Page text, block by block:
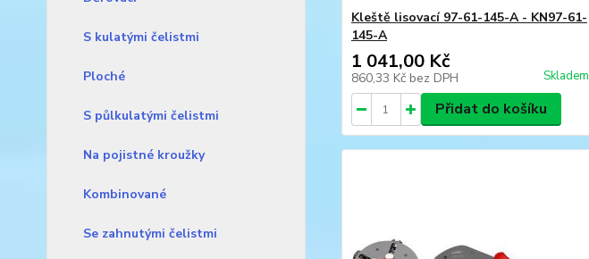
S kulatými čelistmi
Ploché
S půlkulatými čelistmi
Na pojistné kroužky
Kombinované
Se zahnutými čelistmi
Kleště lisovací 97-61-145-A - KN97-61-
145-A
1 041,00 Kč
860,33 Kč bez DPH Skladem
Přidat do košíku